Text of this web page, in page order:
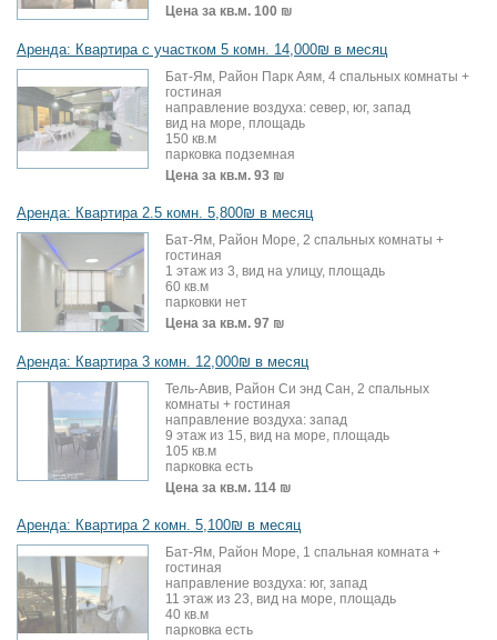
Цена за кв.м. 100 ₪
Аренда: Квартира с участком 5 комн. 14,000₪ в месяц
Бат-Ям, Район Парк Аям, 4 спальных комнаты +
гостиная
направление воздуха: север, юг, запад
вид на море, площадь
150 кв.м
парковка подземная
Цена за кв.м. 93 ₪
Аренда: Квартира 2.5 комн. 5,800₪ в месяц
Бат-Ям, Район Море, 2 спальных комнаты +
гостиная
1 этаж из 3, вид на улицу, площадь
60 кв.м
парковки нет
Цена за кв.м. 97 ₪
Аренда: Квартира 3 комн. 12,000₪ в месяц
Тель-Авив, Район Си энд Сан, 2 спальных
комнаты + гостиная
направление воздуха: запад
9 этаж из 15, вид на море, площадь
105 кв.м
парковка есть
Цена за кв.м. 114 ₪
Аренда: Квартира 2 комн. 5,100₪ в месяц
Бат-Ям, Район Море, 1 спальная комната +
гостиная
направление воздуха: юг, запад
11 этаж из 23, вид на море, площадь
40 кв.м
парковка есть